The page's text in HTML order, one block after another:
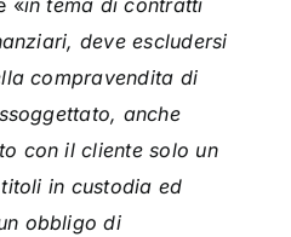
«in tema di contratti
deve escludersi
compravendita di
anche
con il cliente solo un
in custodia ed
obbligo di